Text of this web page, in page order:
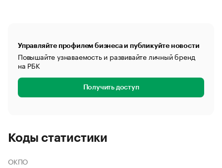
Управляйте профилем бизнеса и публикуйте новости
Повышайте узнаваемость и развивайте личный бренд
на РБК
Получить доступ
Коды статистики
ОКПО